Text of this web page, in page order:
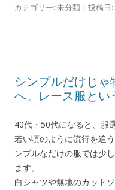
カテゴリー: 未分類 | 投稿日:
シンプルだけじ
へ。レース服とい
40代・50代になると、服
若い頃のように流行を追
ンプルなだけの服では少
ます。
白シャツや無地のカット